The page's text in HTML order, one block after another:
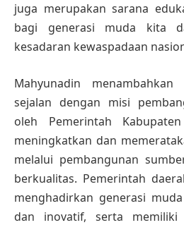
juga merupakan sarana
bagi generasi muda kita
kesadaran kewaspadaan
Mahyunadin
sejalan dengan misi
oleh Pemerintah
meningkatkan dan
melalui pembangunan
berkualitas. Pemerintah
menghadirkan generasi
dan inovatif, serta memiliki